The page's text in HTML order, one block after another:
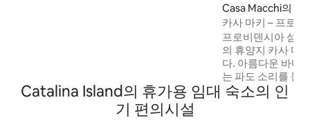
Casa Macchi의 집
카사 마키 – 프로
프로비덴시아 섬
의 휴양지 카사 마
다. 아름다운 바다
는 파도 소리를 들
한 게스트하우스
비된 주방, 에어컨
Catalina Island의 휴가용 임대 숙소의 인
기 편의시설